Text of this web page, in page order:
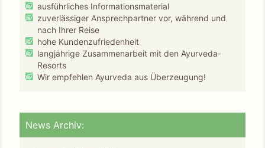
ausführliches Informationsmaterial
zuverlässiger Ansprechpartner vor, während und
nach Ihrer Reise
hohe Kundenzufriedenheit
langjährige Zusammenarbeit mit den Ayurveda-
Resorts
Wir empfehlen Ayurveda aus Überzeugung!
News Archiv: